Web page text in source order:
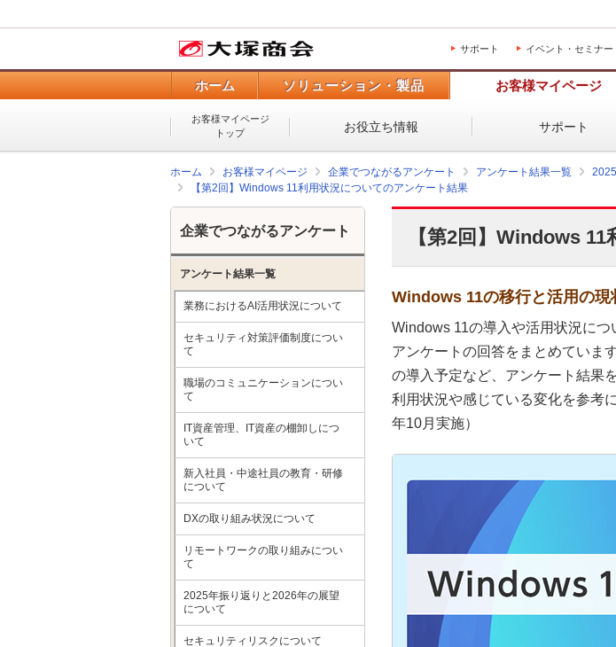
サポート イベント・セミナー
ホーム ソリューション・製品 お客様マイページ
お客様マイページ
トップ
お役立ち情報 サポート
ホーム お客様マイページ 企業でつながるアンケート アンケート結果一覧
2025
【第2回】Windows 11利用状況についてのアンケート結果
【第2回】Windows
Windows 11の移行と活用の現
Windows 11の導入や活用状況に
アンケートの回答をまとめていま
の導入予定など、アンケート結果
利用状況や感じている変化を参考
年10月実施）
企業でつながるアンケート
アンケート結果一覧
業務におけるAI活用状況について
セキュリティ対策評価制度につい
て
職場のコミュニケーションについ
て
IT資産管理、IT資産の棚卸しにつ
いて
新入社員・中途社員の教育・研修
について
DXの取り組み状況について
リモートワークの取り組みについ
て
2025年振り返りと2026年の展望
について
セキュリティリスクについて